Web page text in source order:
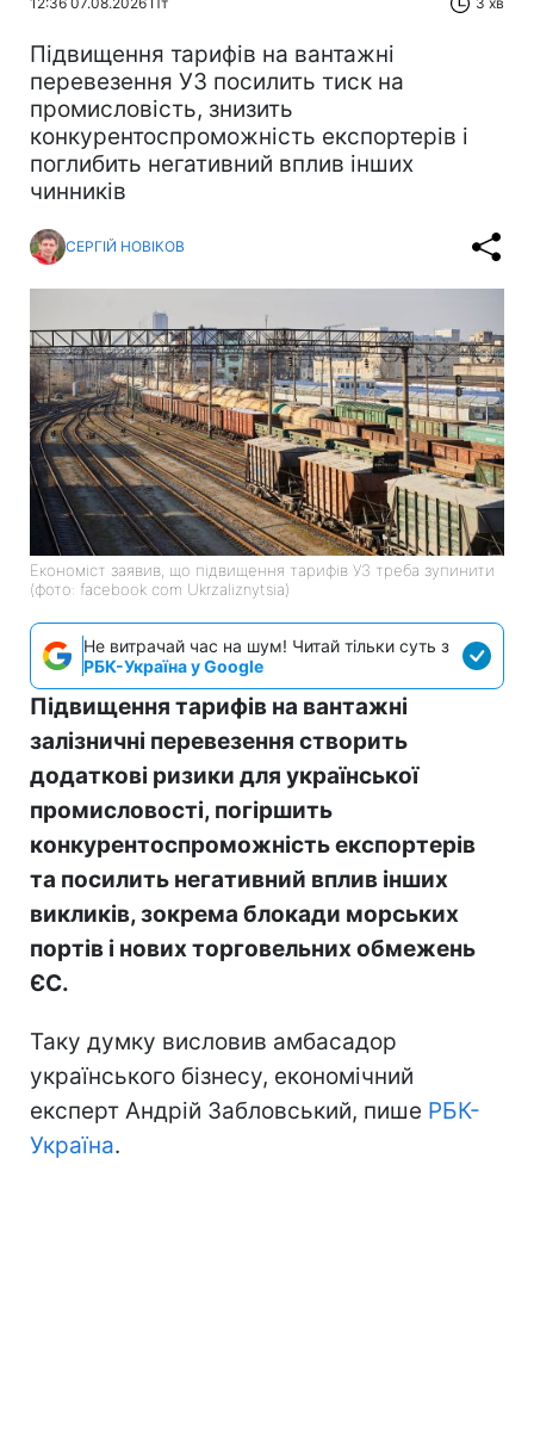
Підвищення тарифів на вантажні
перевезення УЗ посилить тиск на
промисловість, знизить
конкурентоспроможність експортерів і
поглибить негативний вплив інших
чинників
СЕРГІЙ НОВІКОВ
Економіст заявив, що підвищення тарифів УЗ треба зупинити
(фото: facebook com Ukrzaliznytsia)
Не витрачай час на шум! Читай тільки суть з
РБК-Україна у Google
Підвищення тарифів на вантажні
залізничні перевезення створить
додаткові ризики для української
промисловості, погіршить
конкурентоспроможність експортерів
та посилить негативний вплив інших
викликів, зокрема блокади морських
портів і нових торговельних обмежень
ЄС.
Таку думку висловив амбасадор
українського бізнесу, економічний
експерт Андрій Забловський, пише РБК-
Україна.